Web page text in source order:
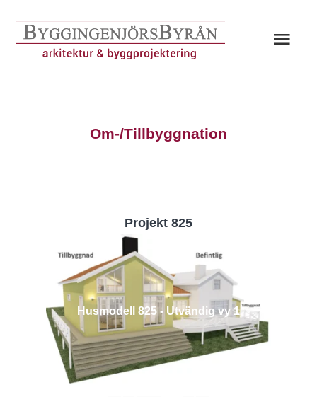
innehåll
Om-/Tillbyggnation
Projekt 825
Husmodell 825 - Utvändig vy 1